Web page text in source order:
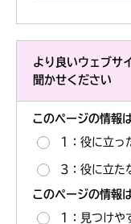
より良いウェブサ
聞かせください
このページの情報
1：役に立っ
3：役に立た
このページの情報
1：見つけや